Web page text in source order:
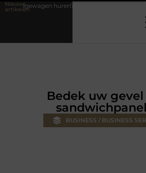
Nieuwe
artikelen
Kies de juiste aanhanger voor jouw klus
Bedek uw
BUSINESS / BUSINESS